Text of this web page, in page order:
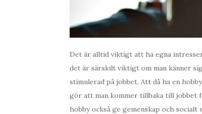
Det är alltid viktigt att ha egna
det är särskilt viktigt om man känner
stimulerad på jobbet. Att då ha en
gör att man kommer tillbaka till jobbet
hobby också ge gemenskap och